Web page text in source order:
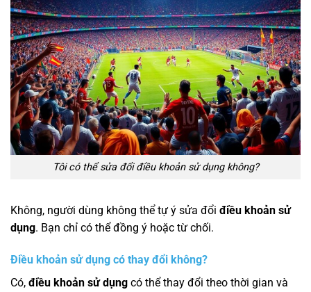
Tôi có thể sửa đổi điều khoản sử dụng không?
Không, người dùng không thể tự ý sửa đổi điều khoản sử
dụng. Bạn chỉ có thể đồng ý hoặc từ chối.
Điều khoản sử dụng có thay đổi không?
Có, điều khoản sử dụng có thể thay đổi theo thời gian và